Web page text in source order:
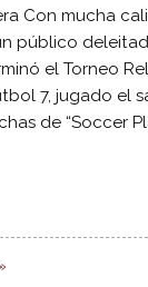
Con mucha
público
el Torneo
7, jugado el
de “Soccer